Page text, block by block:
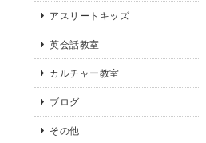
アスリートキッズ
英会話教室
カルチャー教室
ブログ
その他